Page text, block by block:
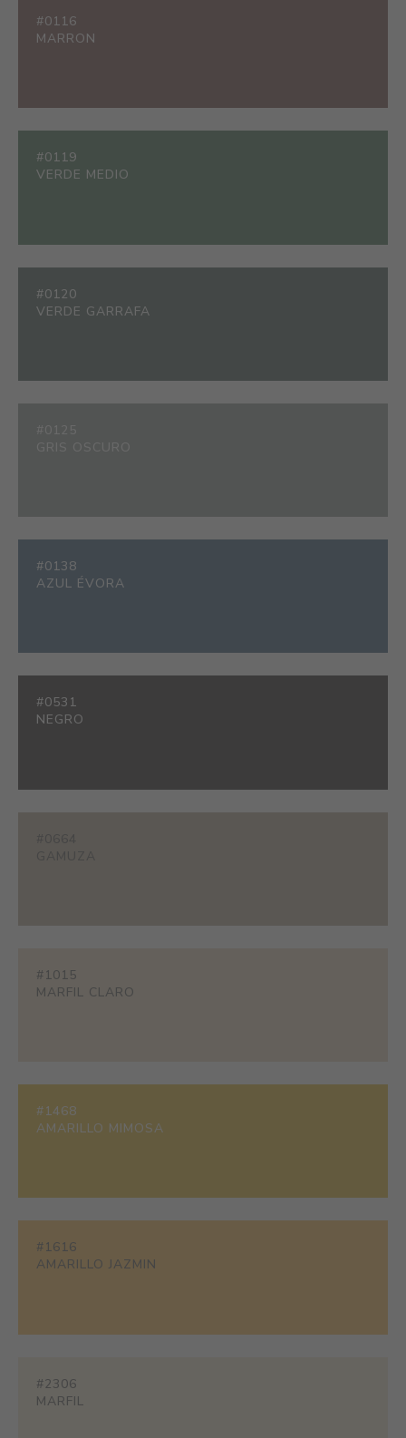
#0116
MARRON
#0119
VERDE MEDIO
#0120
VERDE GARRAFA
#0138
AZUL ÉVORA
#0531
NEGRO
#1015
MARFIL CLARO
#1468
AMARILLO MIMOSA
#1616
AMARILLO JAZMIN
#2306
MARFIL